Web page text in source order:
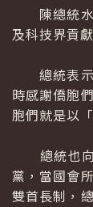
陳總統水
及科技界貢
總統表示
時感謝僑胞
胞們就是以
總統也向
黨，當國會
雙首長制，